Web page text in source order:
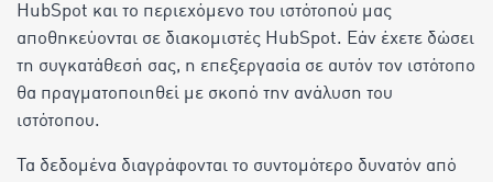
HubSpot και το περιεχόμενο του ιστότοπού μας
αποθηκεύονται σε διακομιστές HubSpot. Εάν έχετε δώσει
τη συγκατάθεσή σας, η επεξεργασία σε αυτόν τον ιστότοπο
θα πραγματοποιηθεί με σκοπό την ανάλυση του
ιστότοπου.
Τα δεδομένα διαγράφονται το συντομότερο δυνατόν από